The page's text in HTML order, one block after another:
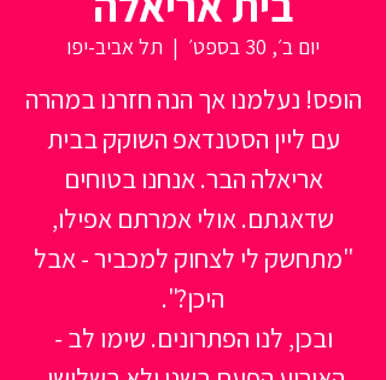
יום ב׳, 30 בספט׳
  |
תל אביב-יפו
הופס! נעלמנו אך הנה חזרנו במהרה
עם ליין הסטנדאפ השוקק בבית
אריאלה הבר. אנחנו בטוחים
שדאגתם. אולי אמרתם אפילו,
"מתחשק לי לצחוק למכביר - אבל
ובכן, לנו הפתרונים. שימו לב -